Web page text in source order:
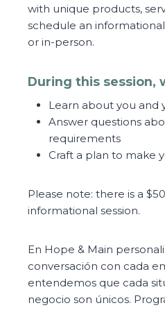
with unique products,
schedule an
or in-person.
During this session,
Learn about you and
Answer questions
requirements
Craft a plan to make
Please note: there is a
informational session.
En Hope & Main
conversación con cada
entendemos que cada
negocio son únicos.